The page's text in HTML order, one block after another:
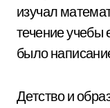
изучал
течение учебы
было
Детство и